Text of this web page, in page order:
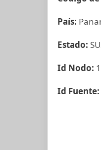
País:
Estado:
Id Nodo:
Id Fuente: